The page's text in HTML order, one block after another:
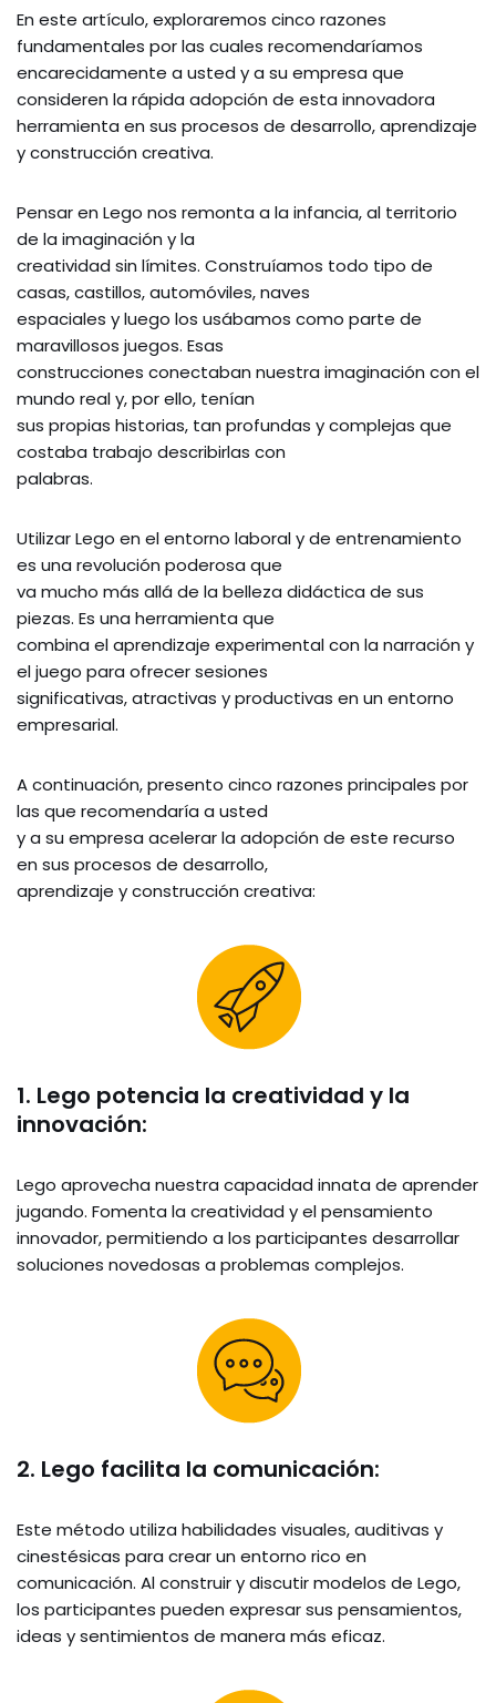
En este artículo, exploraremos cinco razones
fundamentales por las cuales recomendaríamos
encarecidamente a usted y a su empresa que
consideren la rápida adopción de esta innovadora
herramienta en sus procesos de desarrollo, aprendizaje
y construcción creativa.
Pensar en Lego nos remonta a la infancia, al territorio
de la imaginación y la
creatividad sin límites. Construíamos todo tipo de
casas, castillos, automóviles, naves
espaciales y luego los usábamos como parte de
maravillosos juegos. Esas
construcciones conectaban nuestra imaginación con el
mundo real y, por ello, tenían
sus propias historias, tan profundas y complejas que
costaba trabajo describirlas con
palabras.
Utilizar Lego en el entorno laboral y de entrenamiento
es una revolución poderosa que
va mucho más allá de la belleza didáctica de sus
piezas. Es una herramienta que
combina el aprendizaje experimental con la narración y
el juego para ofrecer sesiones
significativas, atractivas y productivas en un entorno
empresarial.
A continuación, presento cinco razones principales por
las que recomendaría a usted
y a su empresa acelerar la adopción de este recurso
en sus procesos de desarrollo,
aprendizaje y construcción creativa:
1. Lego potencia la creatividad y la
innovación:
Lego aprovecha nuestra capacidad innata de aprender
jugando. Fomenta la creatividad y el pensamiento
innovador, permitiendo a los participantes desarrollar
soluciones novedosas a problemas complejos.
2. Lego facilita la comunicación:
Este método utiliza habilidades visuales, auditivas y
cinestésicas para crear un entorno rico en
comunicación. Al construir y discutir modelos de Lego,
los participantes pueden expresar sus pensamientos,
ideas y sentimientos de manera más eficaz.